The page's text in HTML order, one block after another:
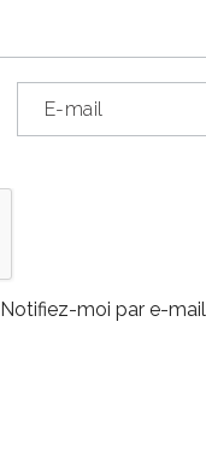
Notifiez-moi par e-